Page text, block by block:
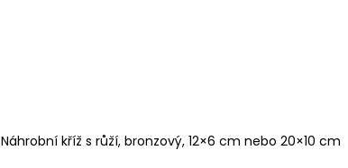
Náhrobní kříž s růží, bronzový, 12×6 cm nebo 20×10 cm